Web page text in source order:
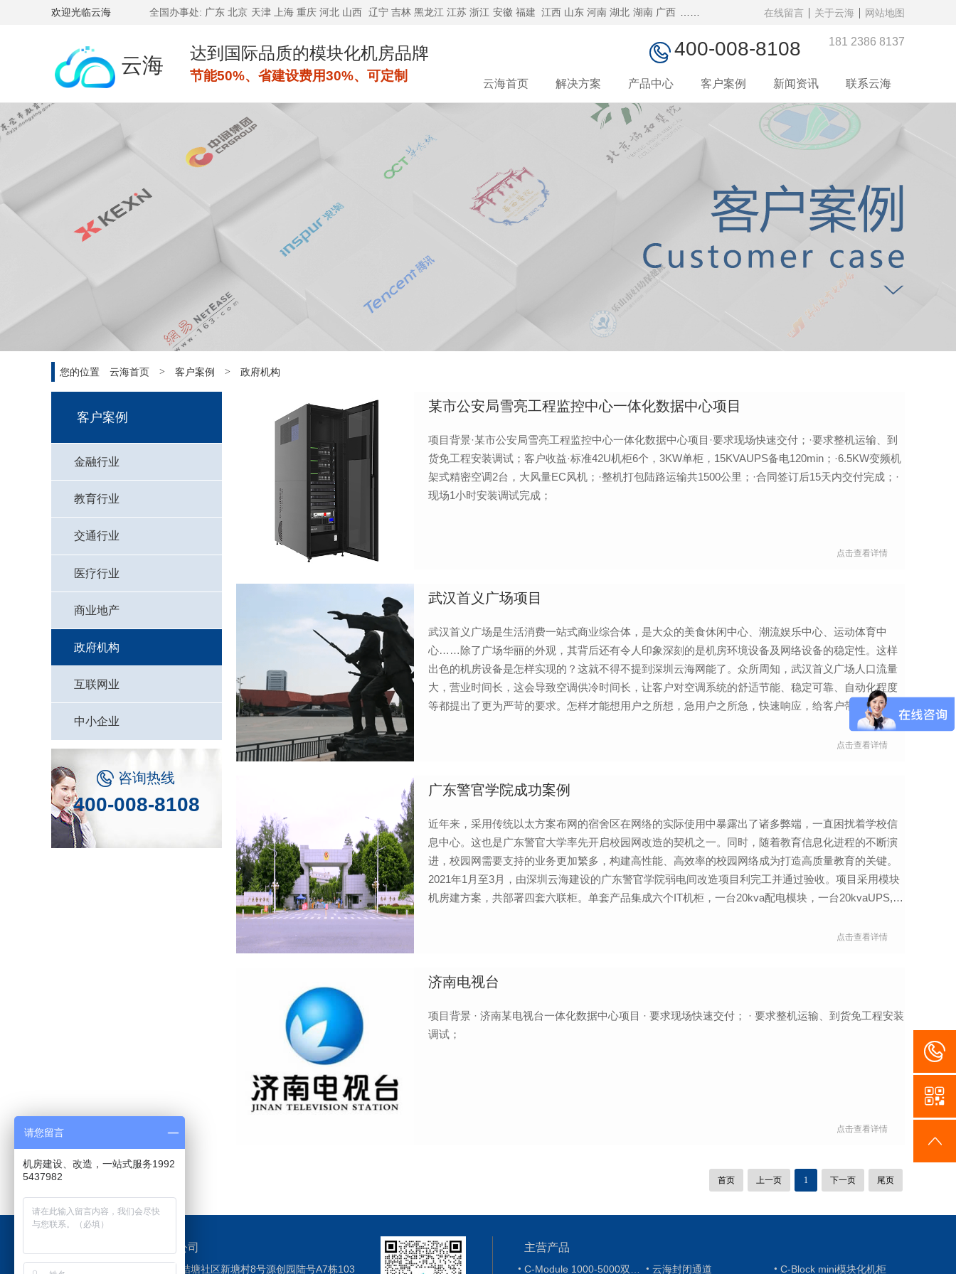
欢迎光临云海 全国办事处: 广东 北京 天津 上海 重庆 河北 山西 辽宁 吉林 黑龙江 江苏 浙江 安徽 福建 江西 山东 河南 湖北 湖南 广西 在线留言 关于云海 网站地图
云海
达到国际品质的模块化机房品牌 400-008-8108 181 2386 8137
节能50%、省建设费用30%、可定制
云海首页 解决方案 产品中心 客户案例 新闻资讯 联系云海
您的位置 云海首页 > 客户案例 > 政府机构
客户案例
金融行业
教育行业
交通行业
医疗行业
商业地产
政府机构
互联网业
中小企业
 咨询热线
400-008-8108
某市公安局雪亮工程监控中心一体化数据中心项目
项目背景·某市公安局雪亮工程监控中心一体化数据中心项目·要求现场快速交付；·要求整机运输、到
货免工程安装调试；客户收益·标准42U机柜6个，3KW单柜，15KVAUPS备电120min；·6.5KW变频机
架式精密空调2台，大风量EC风机；·整机打包陆路运输共1500公里；·合同签订后15天内交付完成；·
现场1小时安装调试完成；
点击查看详情
武汉首义广场项目
武汉首义广场是生活消费一站式商业综合体，是大众的美食休闲中心、潮流娱乐中心、运动体育中
心……除了广场华丽的外观，其背后还有令人印象深刻的是机房环境设备及网络设备的稳定性。这样
出色的机房设备是怎样实现的？这就不得不提到深圳云海网能了。众所周知，武汉首义广场人口流量
大，营业时间长，这会导致空调供冷时间长，让客户对空调系统的舒适节能、稳定可靠、自动化程度
等都提出了更为严苛的要求。怎样才能想用户之所想，急用户之所急，快速响应，给客户带来更多更
点击查看详情
广东警官学院成功案例
近年来，采用传统以太方案布网的宿舍区在网络的实际使用中暴露出了诸多弊端，一直困扰着学校信
息中心。这也是广东警官大学率先开启校园网改造的契机之一。同时，随着教育信息化进程的不断演
进，校园网需要支持的业务更加繁多，构建高性能、高效率的校园网络成为打造高质量教育的关键。
2021年1月至3月，由深圳云海建设的广东警官学院弱电间改造项目利完工并通过验收。项目采用模块
机房建方案，共部署四套六联柜。单套产品集成六个IT机柜，一台20kva配电模块，一台20kvaUPS,后
点击查看详情
济南电视台
项目背景 · 济南某电视台一体化数据中心项目 · 要求现场快速交付； · 要求整机运输、到货免工程安装
调试；
点击查看详情
首页 上一页 1 下一页 尾页
深圳市云海网能科技有限公司
地址：深圳市龙华区福城街道桔塘社区新塘村8号源创园陆号A7栋103
主营产品
 C-Module 1000-5000双排微模块机柜  云海封闭通道  C-Block mini模块化机柜



请您留言
机房建设、改造，一站式服务1992
5437982